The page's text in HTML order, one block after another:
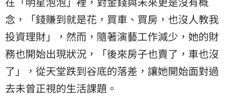
念，「錢賺到就是花，買車、買房，也沒人教我
投資理財」，然而，隨著演藝工作減少，她的財
務也開始出現狀況，「後來房子也賣了，車也沒
了」，從天堂跌到谷底的落差，讓她開始面對過
去未曾正視的生活課題。